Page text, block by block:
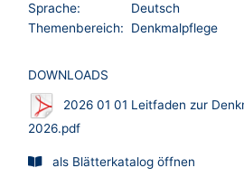
Sprache:
Deutsch
Themenbereich:
Denkmalpflege
DOWNLOADS
2026 01 01 Leitfaden zur
2026.pdf
als Blätterkatalog öffnen